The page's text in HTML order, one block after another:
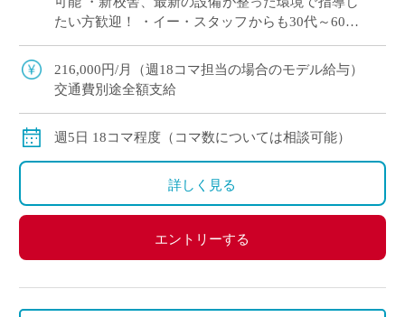
たい方歓迎！ ・イー・スタッフからも30代～60代
・探求型学習やSDGsへの取り組 […]
216,000円/月（週18コマ担当の場合のモデル給与）
交通費別途全額支給
週5日 18コマ程度（コマ数については相談可能）
詳しく見る
エントリーする